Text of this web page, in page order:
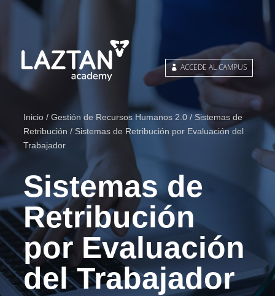
ACCEDE AL CAMPUS
Inicio /Gestión de Recursos Humanos 2.0 /Sistemas de
Retribución / Sistemas de Retribución por Evaluación del
Trabajador
Sistemas de
Retribución
por Evaluación
del Trabajador